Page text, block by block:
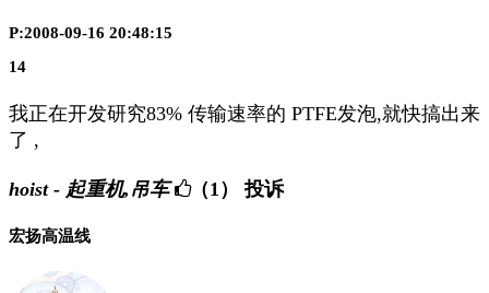
P:2008-09-16 20:48:15
14
我正在开发研究83% 传输速率的 PTFE发泡,就快搞出来
了 ,
hoist - 起重机,吊车 （1） 投诉
宏扬高温线